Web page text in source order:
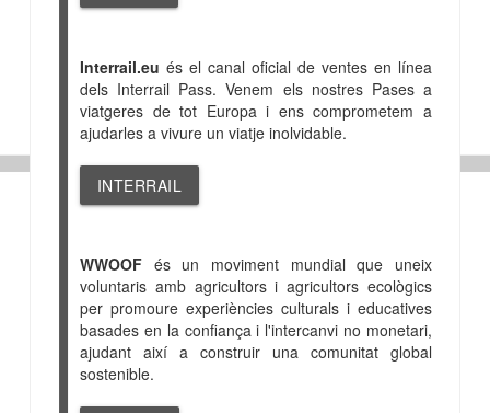
Interrail.eu és el canal oficial de ventes en línea
dels Interrail Pass. Venem els nostres Pases a
viatgeres de tot Europa i ens comprometem a
ajudarles a vivure un viatje inolvidable.
INTERRAIL
WWOOFés un moviment mundial que uneix
voluntaris amb agricultors i agricultors ecològics
per promoure experiències culturals i educatives
basades en la confiança i l'intercanvi no monetari,
ajudant així a construir una comunitat global
sostenible.